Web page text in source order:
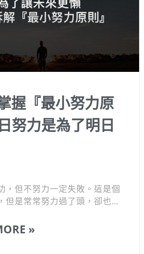
握『最小努力原
努力是為了明日
，但不努力一定失敗。這是個
但是常常努力過了頭，卻也一
力了老半天，
»